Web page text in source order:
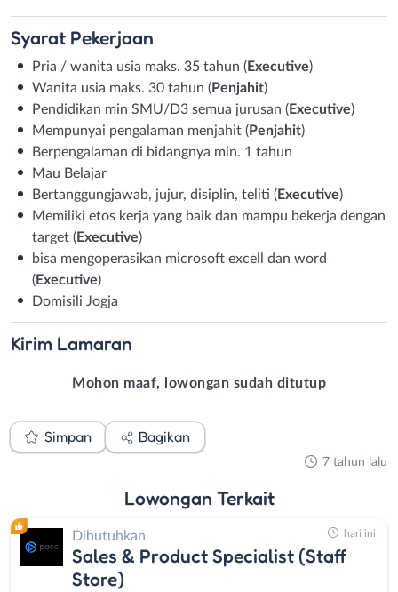
Syarat Pekerjaan
Pria / wanita usia maks. 35 tahun (Executive)
Wanita usia maks. 30 tahun (Penjahit)
Pendidikan min SMU/D3 semua jurusan (Executive)
Mempunyai pengalaman menjahit (Penjahit)
Berpengalaman di bidangnya min. 1 tahun
Mau Belajar
Bertanggungjawab, jujur, disiplin, teliti (Executive)
Memiliki etos kerja yang baik dan mampu bekerja dengan
target (Executive)
bisa mengoperasikan microsoft excell dan word
(Executive)
Domisili Jogja
Kirim Lamaran
Mohon maaf, lowongan sudah ditutup
Simpan Bagikan
7 tahun lalu
Lowongan Terkait
Dibutuhkan
Sales & Product Specialist (Staff
Store)
hari ini